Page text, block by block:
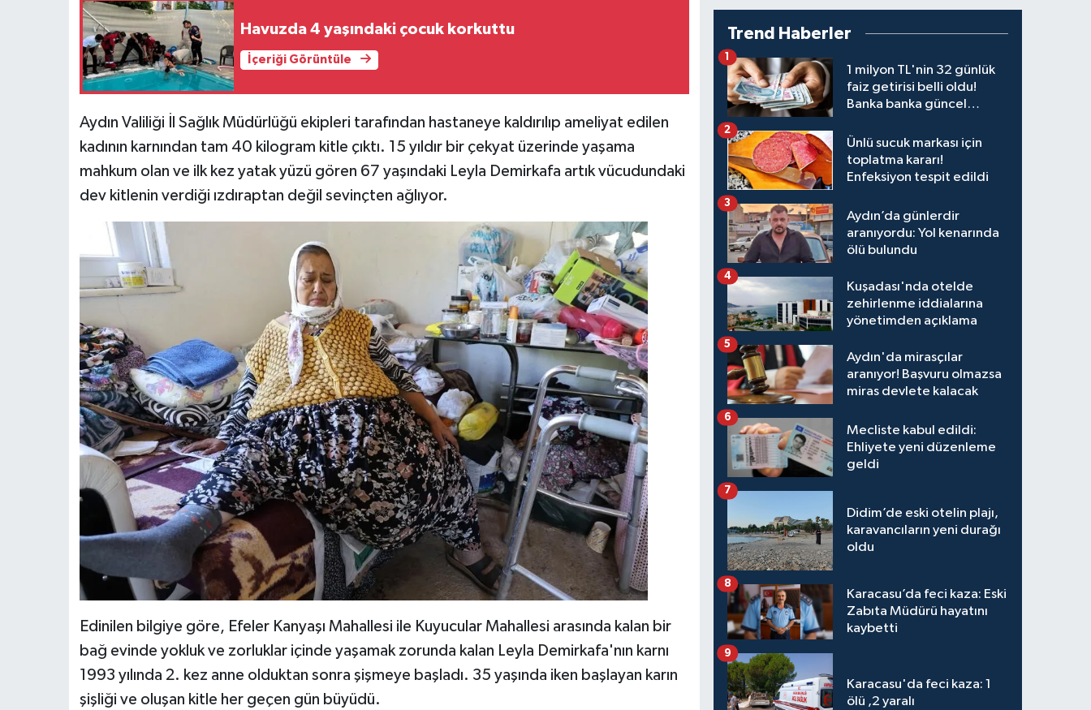
Havuzda 4 yaşındaki çocuk korkuttu
İçeriği Görüntüle
Aydın Valiliği İl Sağlık Müdürlüğü ekipleri tarafından hastaneye kaldırılıp ameliyat edilen
kadının karnından tam 40 kilogram kitle çıktı. 15 yıldır bir çekyat üzerinde yaşama
mahkum olan ve ilk kez yatak yüzü gören 67 yaşındaki Leyla Demirkafa artık vücudundaki
dev kitlenin verdiği ızdıraptan değil sevinçten ağlıyor.
Edinilen bilgiye göre, Efeler Kanyaşı Mahallesi ile Kuyucular Mahallesi arasında kalan bir
bağ evinde yokluk ve zorluklar içinde yaşamak zorunda kalan Leyla Demirkafa'nın karnı
1993 yılında 2. kez anne olduktan sonra şişmeye başladı. 35 yaşında iken başlayan karın
şişliği ve oluşan kitle her geçen gün büyüdü.
Trend Haberler
1 milyon TL'nin 32 günlük
faiz getirisi belli oldu!
Banka banka güncel
1
Ünlü sucuk markası için
toplatma kararı!
Enfeksiyon tespit edildi
2
Aydın’da günlerdir
aranıyordu: Yol kenarında
ölü bulundu
3
Kuşadası'nda otelde
zehirlenme iddialarına
yönetimden açıklama
4
Aydın'da mirasçılar
aranıyor! Başvuru olmazsa
miras devlete kalacak
5
Mecliste kabul edildi:
Ehliyete yeni düzenleme
geldi
6
Didim’de eski otelin plajı,
karavancıların yeni durağı
oldu
7
Karacasu’da feci kaza: Eski
Zabıta Müdürü hayatını
kaybetti
8
Karacasu'da feci kaza: 1
ölü ,2 yaralı
9